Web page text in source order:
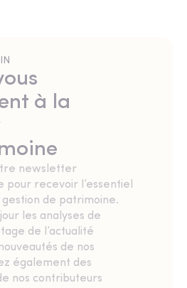
à la
newsletter
pour recevoir l’essentiel
de patrimoine.
les analyses de
de l’actualité
de nos
également des
nos contributeurs